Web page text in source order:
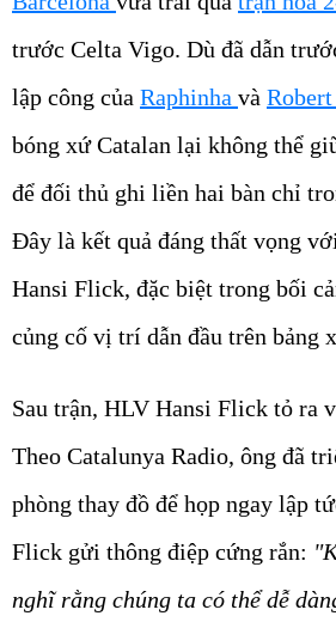
trước Celta Vigo. Dù đã dẫn
lập công của Raphinha và
bóng xứ Catalan lại không thể
để đối thủ ghi liền hai bàn chỉ
Đây là kết quả đáng thất vọng
Hansi Flick, đặc biệt trong bối
củng cố vị trí dẫn đầu trên bảng
Sau trận, HLV Hansi Flick tỏ ra
Theo Catalunya Radio, ông đã
phòng thay đồ để họp ngay lập
Flick gửi thông điệp cứng rắn:
nghĩ rằng chúng ta có thể dễ